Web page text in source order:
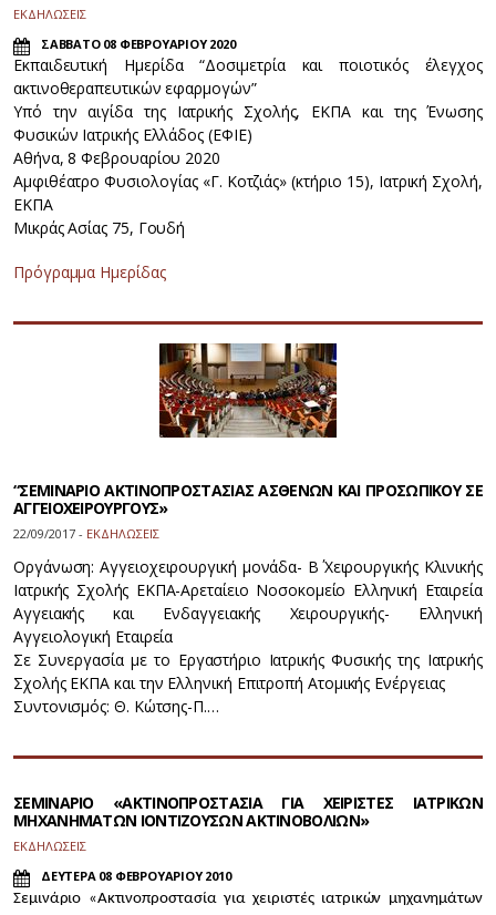
ΕΚΔΗΛΩΣΕΙΣ
ΣΑΒΒΑΤΟ 08 ΦΕΒΡΟΥΑΡΙΟΥ 2020
Εκπαιδευτική Ημερίδα “Δοσιμετρία και ποιοτικός έλεγχος
ακτινοθεραπευτικών εφαρμογών”
Υπό την αιγίδα της Ιατρικής Σχολής, ΕΚΠΑ και της Ένωσης
Φυσικών Ιατρικής Ελλάδος (ΕΦΙΕ)
Αθήνα, 8 Φεβρουαρίου 2020
Αμφιθέατρο Φυσιολογίας «Γ. Κοτζιάς» (κτήριο 15), Ιατρική Σχολή,
ΕΚΠΑ
Μικράς Ασίας 75, Γουδή
Πρόγραμμα Ημερίδας
“ΣΕΜΙΝΑΡΙΟ ΑΚΤΙΝΟΠΡΟΣΤΑΣΙΑΣ ΑΣΘΕΝΩΝ ΚΑΙ ΠΡΟΣΩΠΙΚΟΥ ΣΕ
ΑΓΓΕΙΟΧΕΙΡΟΥΡΓΟΥΣ»
22/09/2017 - ΕΚΔΗΛΩΣΕΙΣ
Οργάνωση: Αγγειοχειρουργική μονάδα- Β΄ Χειρουργικής Κλινικής
Ιατρικής Σχολής ΕΚΠΑ-Αρεταίειο Νοσοκομείο Ελληνική Εταιρεία
Αγγειακής και Ενδαγγειακής Χειρουργικής- Ελληνική
Αγγειολογική Εταιρεία
Σε Συνεργασία με το Εργαστήριο Ιατρικής Φυσικής της Ιατρικής
Σχολής ΕΚΠΑ και την Ελληνική Επιτροπή Ατομικής Ενέργειας
Συντονισμός: Θ. Κώτσης-Π.…
ΣΕΜΙΝΑΡΙΟ «ΑΚΤΙΝΟΠΡΟΣΤΑΣΙΑ ΓΙΑ ΧΕΙΡΙΣΤΕΣ ΙΑΤΡΙΚΩΝ
ΜΗΧΑΝΗΜΑΤΩΝ ΙΟΝΤΙΖΟΥΣΩΝ ΑΚΤΙΝΟΒΟΛΙΩΝ»
ΕΚΔΗΛΩΣΕΙΣ
ΔΕΥΤΕΡΑ 08 ΦΕΒΡΟΥΑΡΙΟΥ 2010
Σεμινάριο «Ακτινοπροστασία για χειριστές ιατρικών μηχανημάτων